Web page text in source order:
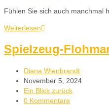
Fühlen Sie sich auch manchmal
Weiterlesen
Spielzeug-
Diana Wienbrandt
November 5, 2024
Ein Blick zurück
0 Kommentare